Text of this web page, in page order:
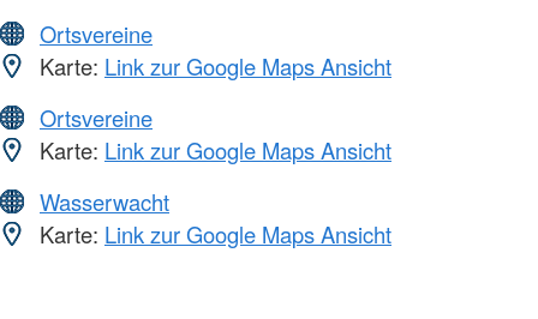
Ortsvereine
Karte: Link zur Google Maps Ansicht
Ortsvereine
Karte: Link zur Google Maps Ansicht
Wasserwacht
Karte: Link zur Google Maps Ansicht